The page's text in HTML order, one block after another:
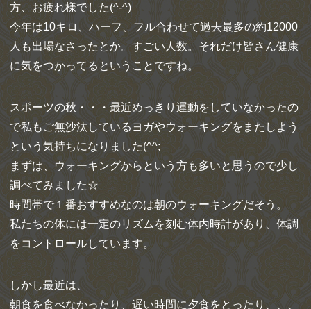
方、お疲れ様でした(^-^)
今年は10キロ、ハーフ、フル合わせて過去最多の約12000
人も出場なさったとか。すごい人数。それだけ皆さん健康
に気をつかってるということですね。
スポーツの秋・・・最近めっきり運動をしていなかったの
で私もご無沙汰しているヨガやウォーキングをまたしよう
という気持ちになりました(^^;
まずは、ウォーキングからという方も多いと思うので少し
調べてみました☆
時間帯で１番おすすめなのは朝のウォーキングだそう。
私たちの体には一定のリズムを刻む体内時計があり、体調
をコントロールしています。
しかし最近は、
朝食を食べなかったり、遅い時間に夕食をとったり、、、